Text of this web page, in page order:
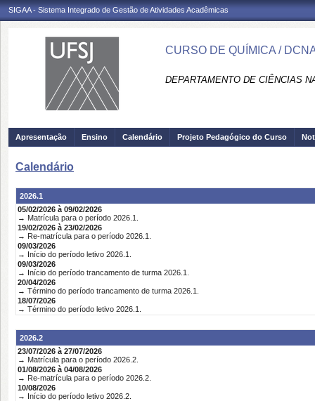
SIGAA - Sistema Integrado de Gestão de Atividades Acadêmicas
CURSO DE QUÍMICA /
DEPARTAMENTO DE CIÊNCIAS
Apresentação Ensino Calendário Projeto Pedagógico do Curso
Calendário
2026.1
05/02/2026 à 09/02/2026
→ Matrícula para o período 2026.1.
19/02/2026 à 23/02/2026
→ Re-matrícula para o período 2026.1.
09/03/2026
→ Início do período letivo 2026.1.
09/03/2026
→ Início do período trancamento de turma 2026.1.
20/04/2026
→ Término do período trancamento de turma 2026.1.
18/07/2026
→ Término do período letivo 2026.1.
2026.2
23/07/2026 à 27/07/2026
→ Matrícula para o período 2026.2.
01/08/2026 à 04/08/2026
→ Re-matrícula para o período 2026.2.
10/08/2026
→ Início do período letivo 2026.2.